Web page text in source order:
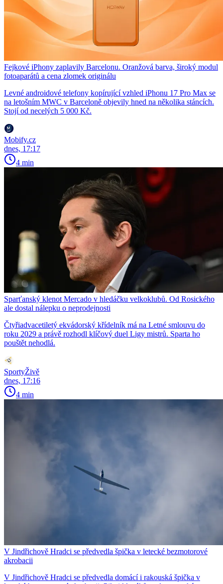
Fejkové iPhony zaplavily Barcelonu. Oranžová barva, široký modul
fotoaparátů a cena zlomek originálu
Levné androidové telefony kopírující vzhled iPhonu 17 Pro Max se
na letošním MWC v Barceloně objevily hned na několika stáncích.
Stojí od necelých 5 000 Kč.
Mobify.cz
dnes, 17:17
4 min
Sparťanský klenot Mercado v hledáčku velkoklubů. Od Rosického
ale dostal nálepku o neprodejnosti
Čtyřiadvacetiletý ekvádorský křídelník má na Letné smlouvu do
roku 2029 a právě rozhodl klíčový duel Ligy mistrů. Sparta ho
pouštět nehodlá.
SportyŽivě
dnes, 17:16
4 min
V Jindřichově Hradci se předvedla špička v letecké bezmotorové
akrobacii
V Jindřichově Hradci se předvedla domácí i rakouská špička v